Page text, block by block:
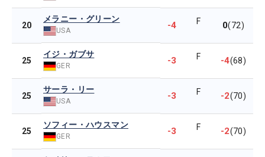
20
メラニー・グリーン
USA -4 F 0(72)
25
イジ・ガブサ
GER -3 F -4(68)
25
サーラ・リー
USA -3 F -2(70)
25
ソフィー・ハウスマン
GER -3 F -2(70)